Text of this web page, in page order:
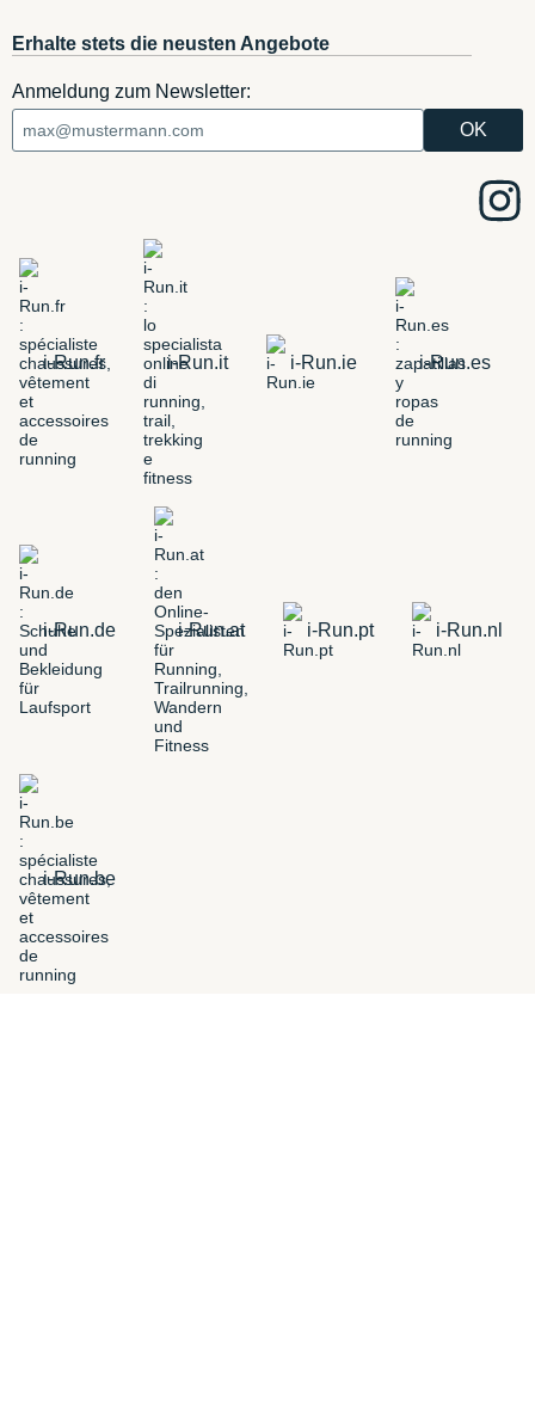
Erhalte stets die neusten Angebote
Anmeldung zum Newsletter:
i-Run.fr i-Run.it i-Run.ie i-Run.es
i-Run.de i-Run.at i-Run.pt i-Run.nl
i-Run.be